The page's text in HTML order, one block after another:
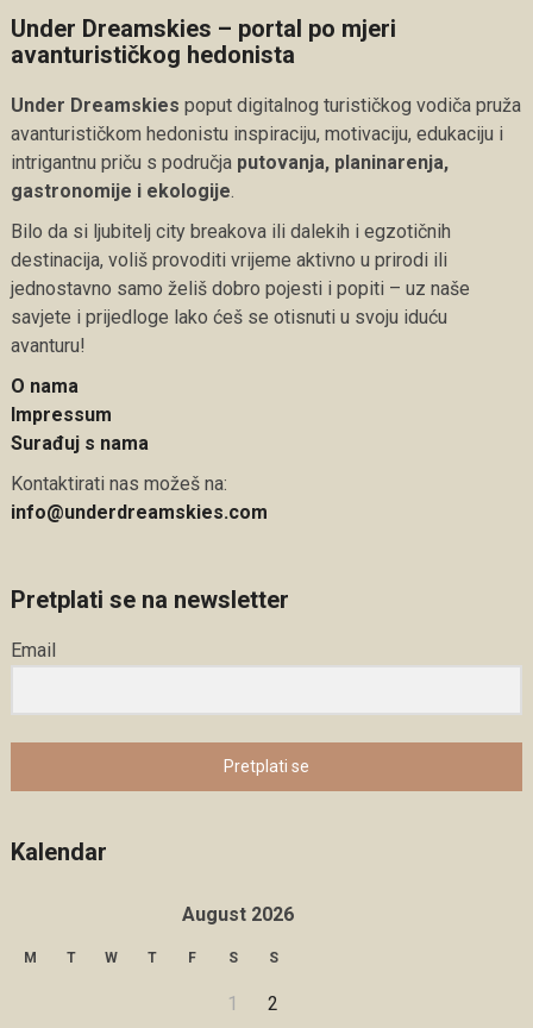
Under Dreamskies – portal po mjeri
avanturističkog hedonista
Under Dreamskies poput digitalnog turističkog vodiča pruža
avanturističkom hedonistu inspiraciju, motivaciju, edukaciju i
intrigantnu priču s područja putovanja, planinarenja,
gastronomije i ekologije.
Bilo da si ljubitelj city breakova ili dalekih i egzotičnih
destinacija, voliš provoditi vrijeme aktivno u prirodi ili
jednostavno samo želiš dobro pojesti i popiti – uz naše
savjete i prijedloge lako ćeš se otisnuti u svoju iduću
avanturu!
O nama
Impressum
Surađuj s nama
Kontaktirati nas možeš na:
info@underdreamskies.com
Pretplati se na newsletter
Email
Pretplati se
Kalendar
August 2026
M T W T F S S
1 2